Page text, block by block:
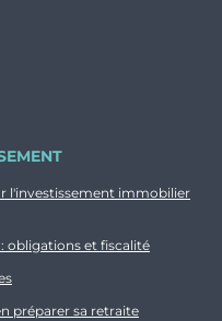
l'investissement immobilier
obligations et fiscalité
préparer sa retraite